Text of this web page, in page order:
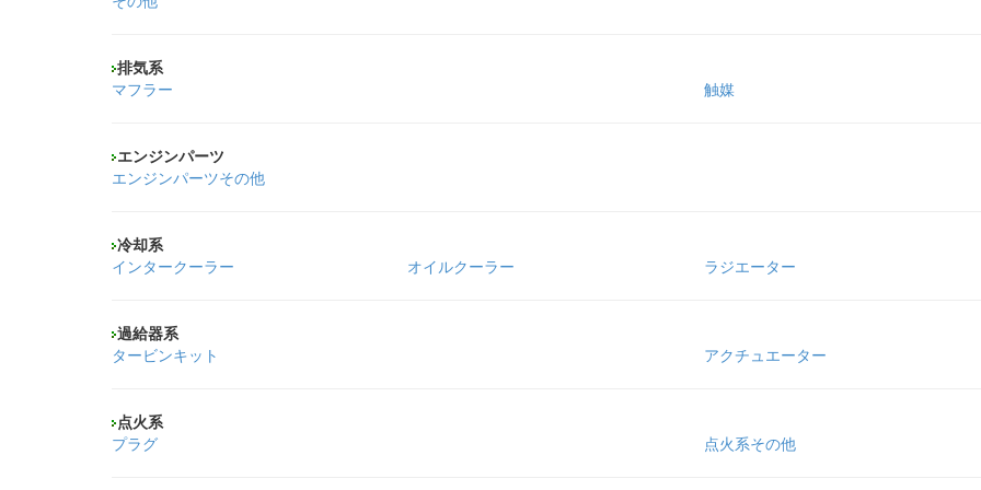
排気系
マフラー
触媒
エンジンパーツ
エンジンパーツその他
冷却系
インタークーラー
オイルクーラー ラジエーター
過給器系
タービンキット
アクチュエーター
点火系
プラグ
点火系その他